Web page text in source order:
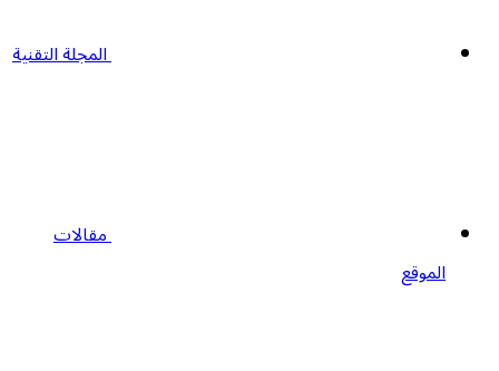
المجلة التقنية
مقالات
الموقع